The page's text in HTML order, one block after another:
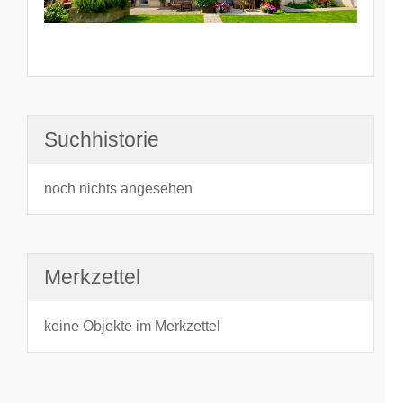
Suchhistorie
noch nichts angesehen
Merkzettel
keine Objekte im Merkzettel